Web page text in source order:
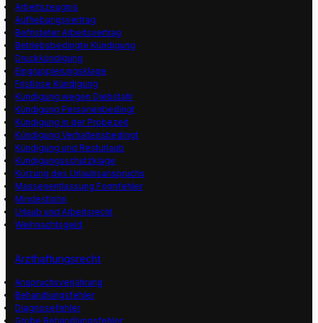
Arbeitszeugnis
Aufhebungsvertrag
Befristeter Arbeitsvertrag
Betriebsbedingte Kündigung
Druckkündigung
Eingruppierungsklage
Fristlose Kündigung
Kündigung wegen Diebstahl
Kündigung Personenbedingt
Kündigung in der Probezeit
Kündigung Verhaltensbedingt
Kündigung und Resturlaub
Kündigungsschutzklage
Kürzung des Urlaubsanspruchs
Massenentlassung Formfehler
Mindestlohn
Urlaub und Arbeitsrecht
Weihnachtsgeld
Arzthaftungsrecht
Anspruchsverjährung
Behandlungsfehler
Diagnosefehler
Grobe Behandlungsfehler